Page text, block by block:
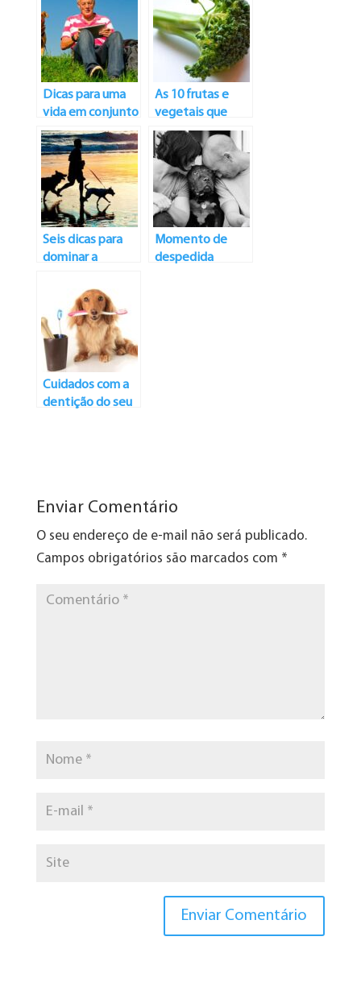
Dicas para uma
vida em conjunto
mais saudável
As 10 frutas e
vegetais que
ajudam na
nutrição dos cães
Seis dicas para
dominar a
Momento de
despedida
Cuidados com a
dentição do seu
Enviar Comentário
O seu endereço de e-mail não será publicado.
Campos obrigatórios são marcados com *